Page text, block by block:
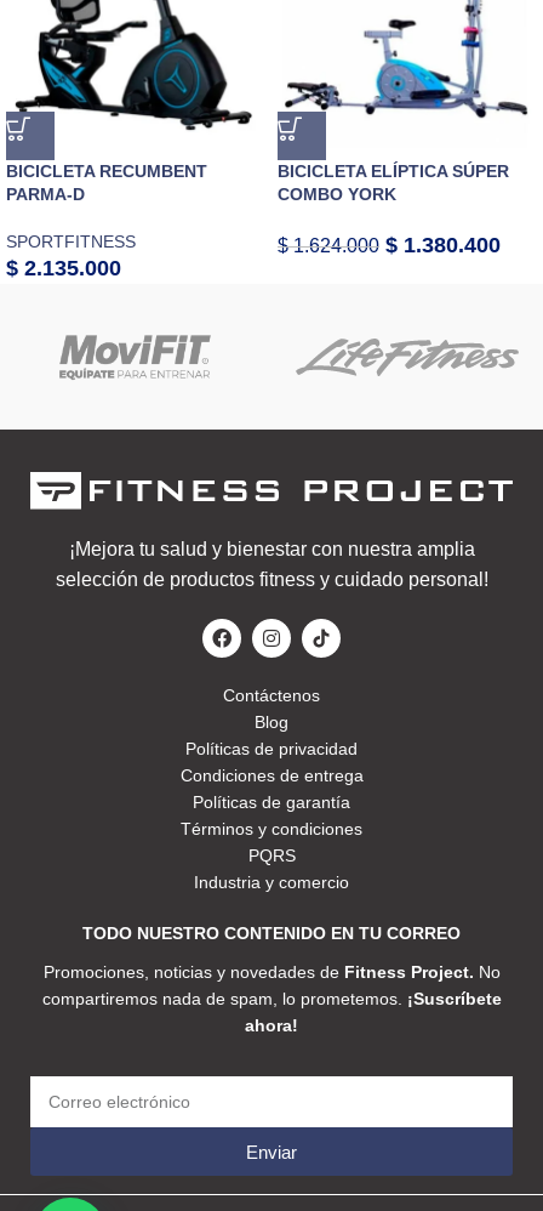
BICICLETA RECUMBENT
PARMA-D
SPORTFITNESS
$ 2.135.000
BICICLETA ELÍPTICA SÚPER
COMBO YORK
$1.624.000 $ 1.380.400
¡Mejora tu salud y bienestar con nuestra amplia
selección de productos fitness y cuidado personal!
Contáctenos
Blog
Políticas de privacidad
Condiciones de entrega
Políticas de garantía
Términos y condiciones
PQRS
Industria y comercio
TODO NUESTRO CONTENIDO EN TU CORREO
Promociones, noticias y novedades de Fitness Project. No
compartiremos nada de spam, lo prometemos. ¡Suscríbete
ahora!
Enviar